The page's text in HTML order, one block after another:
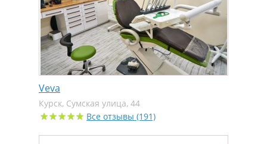
Veva
Курск, Сумская улица, 44
Все отзывы (191)